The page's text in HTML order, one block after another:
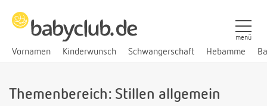
Vornamen Kinderwunsch Schwangerschaft Hebamme
menü
Themenbereich: Stillen allgemein